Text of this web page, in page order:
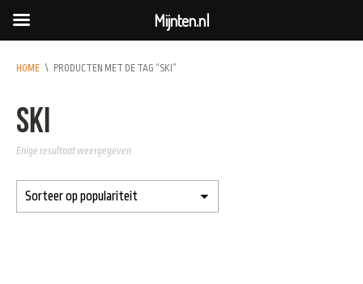
HOME \ PRODUCTEN MET DE TAG “SKI”
ski
Enige resultaat weergegeven
Mijnten.nl